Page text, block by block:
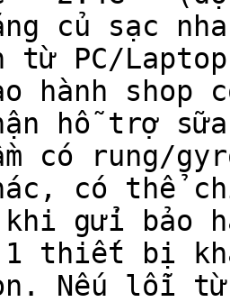
củ sạc
từ PC/
hành shop
hỗ trợ
có rung/
có thể
gửi bảo
thiết bị
Nếu lỗi từ